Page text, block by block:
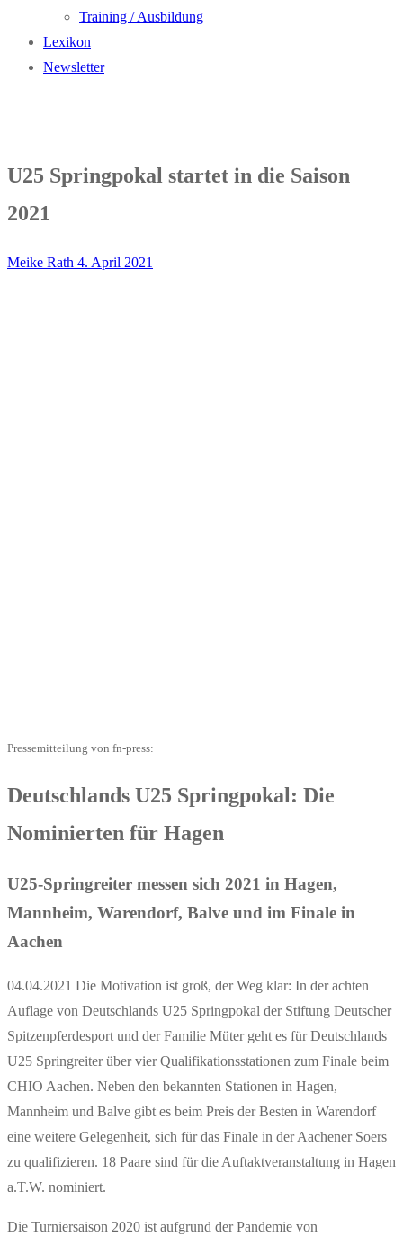
Training / Ausbildung
Lexikon
Newsletter
U25 Springpokal startet in die Saison
2021
Meike Rath 4. April 2021
Pressemitteilung von fn-press:
Deutschlands U25 Springpokal: Die
Nominierten für Hagen
U25-Springreiter messen sich 2021 in Hagen,
Mannheim, Warendorf, Balve und im Finale in
Aachen
04.04.2021 Die Motivation ist groß, der Weg klar: In der achten
Auflage von Deutschlands U25 Springpokal der Stiftung Deutscher
Spitzenpferdesport und der Familie Müter geht es für Deutschlands
U25 Springreiter über vier Qualifikationsstationen zum Finale beim
CHIO Aachen. Neben den bekannten Stationen in Hagen,
Mannheim und Balve gibt es beim Preis der Besten in Warendorf
eine weitere Gelegenheit, sich für das Finale in der Aachener Soers
zu qualifizieren. 18 Paare sind für die Auftaktveranstaltung in Hagen
a.T.W. nominiert.
Die Turniersaison 2020 ist aufgrund der Pandemie von